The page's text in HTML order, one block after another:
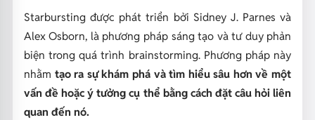
Starbursting được phát triển bởi Sidney J. Parnes và
Alex Osborn, là phương pháp sáng tạo và tư duy phản
biện trong quá trình brainstorming. Phương pháp này
nhằm tạo ra sự khám phá và tìm hiểu sâu hơn về một
vấn đề hoặc ý tưởng cụ thể bằng cách đặt câu hỏi liên
quan đến nó.